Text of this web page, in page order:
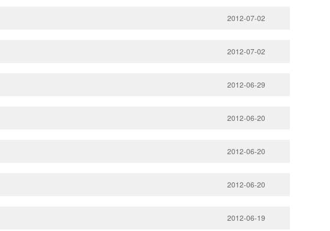
2012-07-02
2012-07-02
2012-06-29
2012-06-20
2012-06-20
2012-06-20
2012-06-19